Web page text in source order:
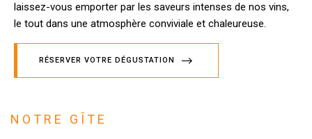
laissez-vous emporter par les saveurs intenses de nos vins,
le tout dans une atmosphère conviviale et chaleureuse.
RÉSERVER VOTRE DÉGUSTATION
NOTRE GÎTE